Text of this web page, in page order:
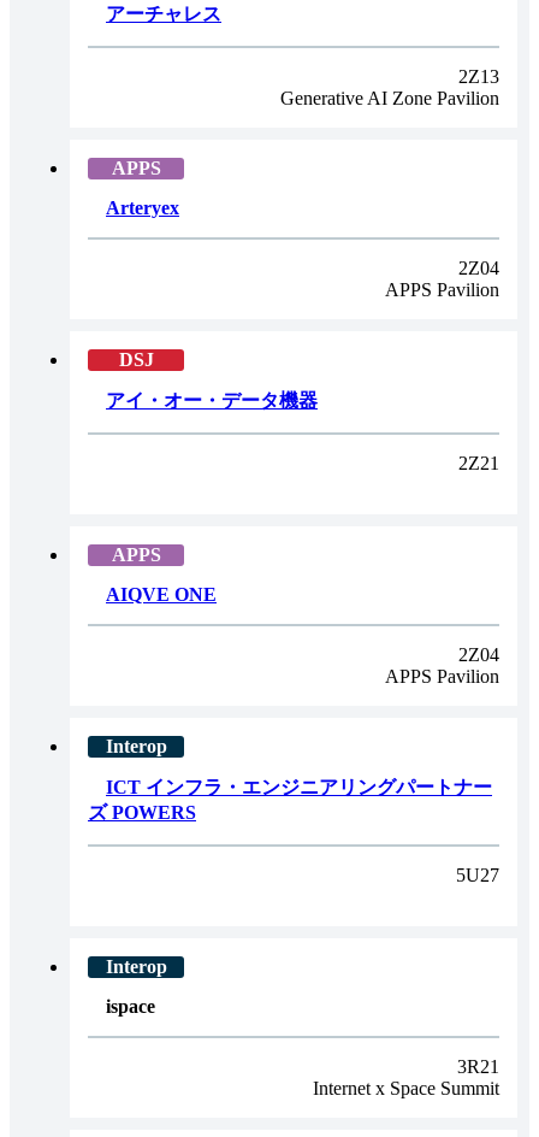
アーチャレス
2Z13
Generative AI Zone Pavilion
Arteryex
2Z04
APPS Pavilion
アイ・オー・データ機器
2Z21
AIQVE ONE
2Z04
APPS Pavilion
ICT インフラ・エンジニアリングパートナー
ズ POWERS
5U27
ispace
3R21
Internet x Space Summit